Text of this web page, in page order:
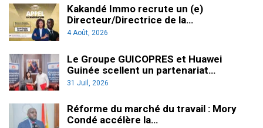
Kakandé Immo recrute un (e)
Directeur/Directrice de la…
4 Août, 2026
Le Groupe GUICOPRES et Huawei
Guinée scellent un partenariat…
31 Juil, 2026
Réforme du marché du travail : Mory
Condé accélère la…